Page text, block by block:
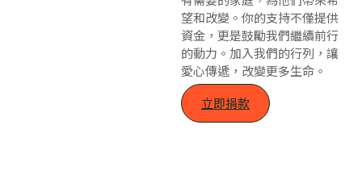
望和改變。你的支持不僅提供
資金，更是鼓勵我們繼續前行
的動力。加入我們的行列，讓
愛心傳遞，改變更多生命。
立即捐款